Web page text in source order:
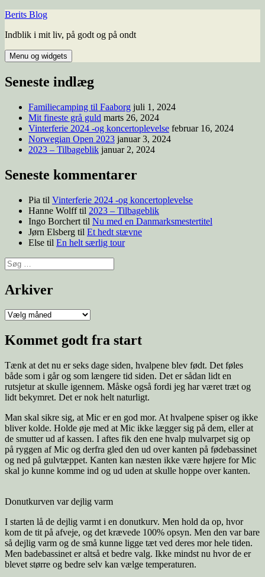
Hop
indhold
Berits Blog
Indblik i mit liv, på godt og på ondt
Menu og widgets
Seneste indlæg
Familiecamping til Faaborg juli 1, 2024
Mit fineste grå guld marts 26, 2024
Vinterferie 2024 -og koncertoplevelse februar 16, 2024
Norwegian Open 2023 januar 3, 2024
2023 – Tilbageblik januar 2, 2024
Seneste kommentarer
Pia til Vinterferie 2024 -og koncertoplevelse
Hanne Wolfftil 2023 – Tilbageblik
Ingo Borchert til Nu med en Danmarksmestertitel
Jørn Elsberg til Et hedt stævne
Else til En helt særlig tour
Søg
efter:
Arkiver
Arkiver
Kommet godt fra start
Tænk at det nu er seks dage siden, hvalpene blev født. Det føles
både som i går og som længere tid siden. Det er sådan lidt en
rutsjetur at skulle igennem. Måske også fordi jeg har været træt og
lidt bekymret. Det er nok helt naturligt.
Man skal sikre sig, at Mic er en god mor. At hvalpene spiser og ikke
bliver kolde. Holde øje med at Mic ikke lægger sig på dem, eller at
de smutter ud af kassen. I aftes fik den ene hvalp mulvarpet sig op
på ryggen af Mic og derfra gled den ud over kanten på fødebassinet
og ned på gulvtæppet. Kanten kan næsten ikke være højere for Mic
skal jo kunne komme ind og ud uden at skulle hoppe over kanten.
Donutkurven var dejlig varm
I starten lå de dejlig varmt i en donutkurv. Men hold da op, hvor
kom de tit på afveje, og det krævede 100% opsyn. Men den var bare
så dejlig varm og de små kunne ligge tæt ved deres mor hele tiden.
Men badebassinet er altså et bedre valg. Ikke mindst nu hvor de er
blevet større og bedre selv kan vælge temperaturen.